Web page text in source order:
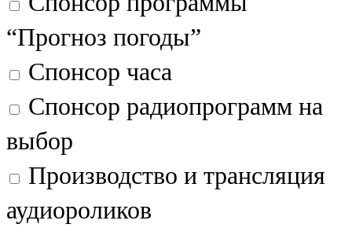
102,1 FM
Мамадыш
106,2 FM
Минзәлә
107,3 FM
Мөслим
100,0 FM
“Прогноз погоды”
Спонсор часа
Спонсор радиопрограмм на
выбор
Производство и трансляция
аудиороликов